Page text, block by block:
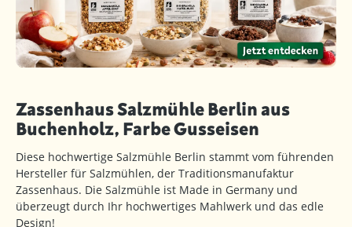
Zassenhaus Salzmühle Berlin aus
Buchenholz, Farbe Gusseisen
Diese hochwertige Salzmühle Berlin stammt vom führenden
Hersteller für Salzmühlen, der Traditionsmanufaktur
Zassenhaus. Die Salzmühle ist Made in Germany und
überzeugt durch Ihr hochwertiges Mahlwerk und das edle
Design!